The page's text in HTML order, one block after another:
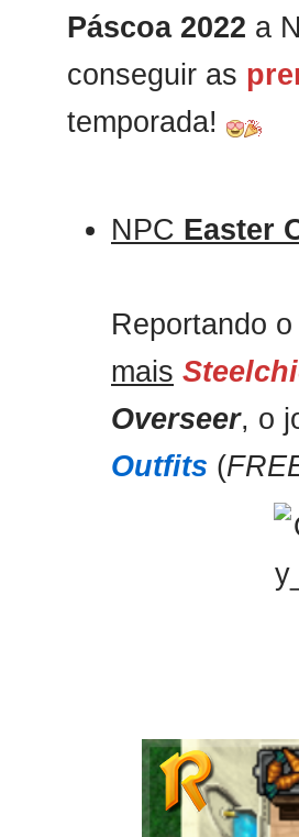
Páscoa 2022 a
conseguir as
temporada!
NPC Easter
Reportando
mais
Overseer, o
Outfits (